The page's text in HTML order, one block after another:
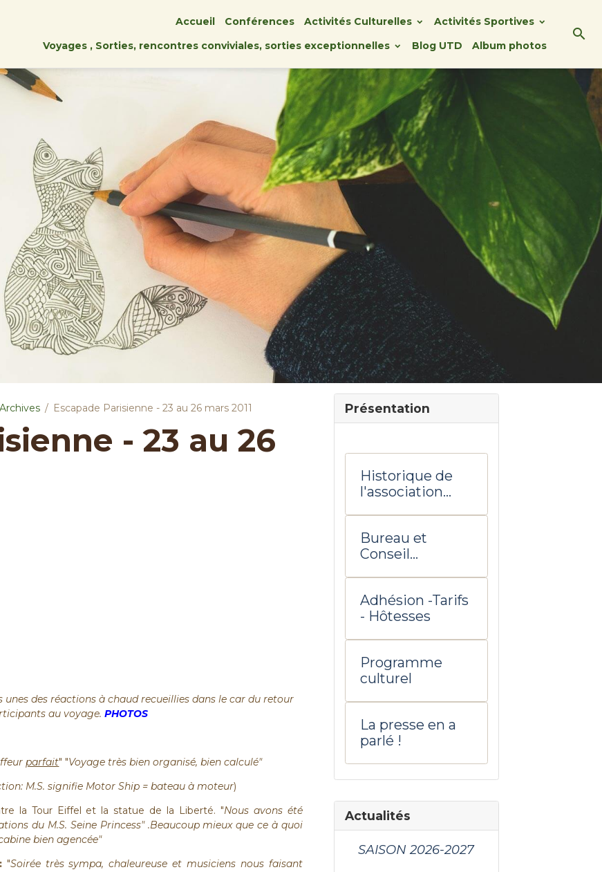
Accueil Conférences Activités Culturelles
Activités Sportives
Voyages , Sorties, rencontres conviviales, sorties exceptionnelles
Blog UTD Album photos
Escapade Parisienne - 23 au 26 mars 2011
- 23 au 26
des réactions à chaud recueillies dans le car du retour
au voyage.PHOTOS
parfait" "Voyage très bien organisé, bien calculé"
M.S. signifie Motor Ship = bateau à moteur)
la Tour Eiffel et la statue de la Liberté. "Nous avons été
du M.S. Seine Princess" .Beaucoup mieux que ce à quoi
bien agencée"
"Soirée très sympa, chaleureuse et musiciens nous faisant
Présentation
Historique de
l'association
Bureau et
Conseil
Adhésion -Tarifs
- Hôtesses
Programme
culturel
La presse en a
parlé !
Actualités
SAISON 2026-2027